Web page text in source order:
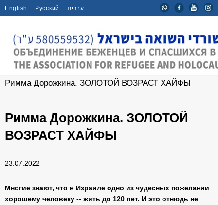
English Русский עברית
Главная / Новости /
Римма Дорожкина. ЗОЛОТОЙ ВОЗРАСТ ХАЙФЫ
Римма Дорожкина. ЗОЛОТОЙ
ВОЗРАСТ ХАЙФЫ
23.07.2022
Многие знают, что в Израиле одно из чудесных пожеланий
хорошему человеку -- жить до 120 лет. И это отнюдь не